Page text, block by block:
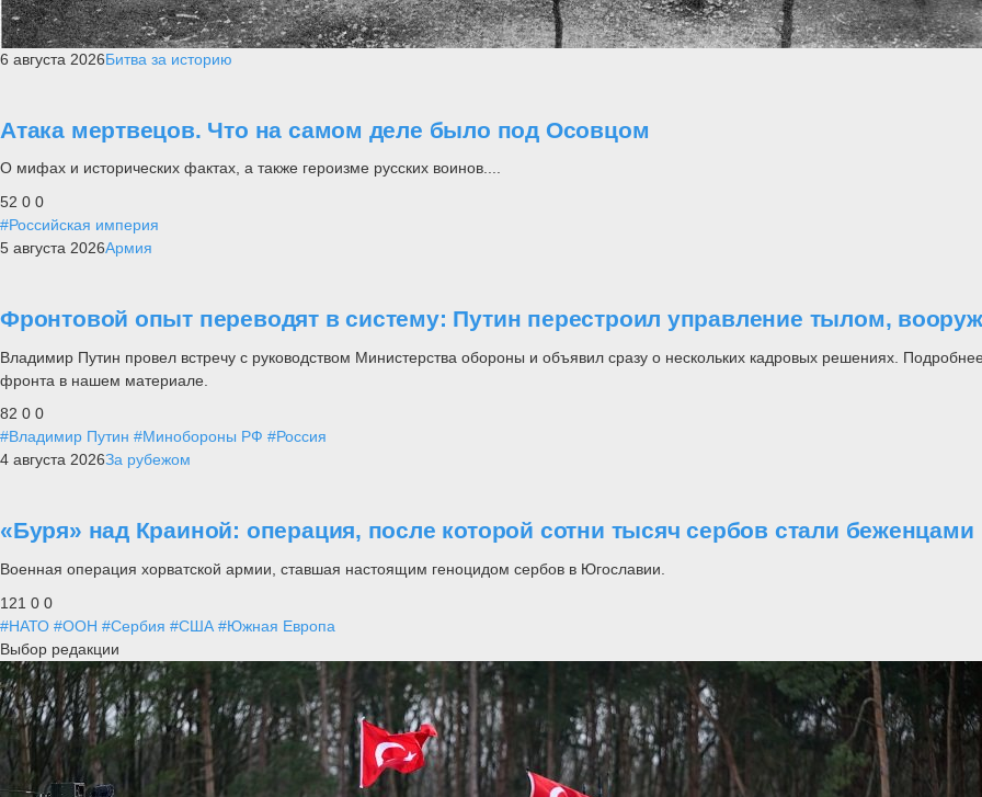
6 августа 2026Битва за историю
Атака мертвецов. Что на самом деле было под Осовцом
О мифах и исторических фактах, а также героизме русских воинов....
52 0 0
#Российская империя
5 августа 2026Армия
Фронтовой опыт переводят в систему: Путин перестроил управление тылом,
Владимир Путин провел встречу с руководством Министерства обороны и объявил сразу о нескольких кадровых решениях.
фронта в нашем материале.
82 0 0
#Владимир Путин #Минобороны РФ #Россия
4 августа 2026За рубежом
«Буря» над Краиной: операция, после которой сотни тысяч сербов стали беженцами
Военная операция хорватской армии, ставшая настоящим геноцидом сербов в Югославии.
121 0 0
#НАТО #ООН #Сербия #США #Южная Европа
Выбор редакции